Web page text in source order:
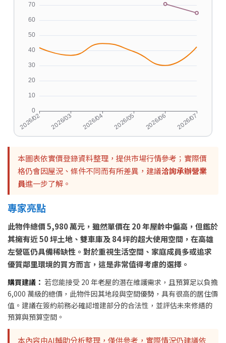
本圖表依實價登錄資料整理，提供市場行情參考；實際價
格仍會因屋況、條件不同而有所差異，建議洽詢承辦營業
員進一步了解。
專家亮點
此物件總價 5,980 萬元，雖然單價在 20 年屋齡中偏高，但鑑於
其擁有近 50 坪土地、雙車庫及 84 坪的超大使用空間，在高雄
左營區仍具備稀缺性。對於重視生活空間、家庭成員多或追求
優質鄰里環境的買方而言，這是非常值得考慮的選擇。
購買建議： 若您能接受 20 年老屋的潛在維護需求，且預算足以負擔
6,000 萬級的總價，此物件因其地段與空間優勢，具有很高的居住價
值。建議在簽約前務必確認增建部分的合法性，並評估未來修繕的
預算與預算空間。
本內容由AI輔助分析整理，僅供參考，實際情況仍建議依